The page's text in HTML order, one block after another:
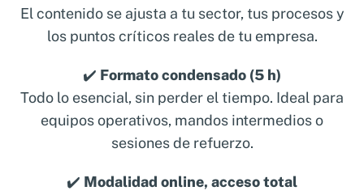
El contenido se ajusta a tu sector, tus procesos y
los puntos críticos reales de tu empresa.
✔️ Formato condensado (5 h)
Todo lo esencial, sin perder el tiempo. Ideal para
equipos operativos, mandos intermedios o
sesiones de refuerzo.
✔️ Modalidad online, acceso total